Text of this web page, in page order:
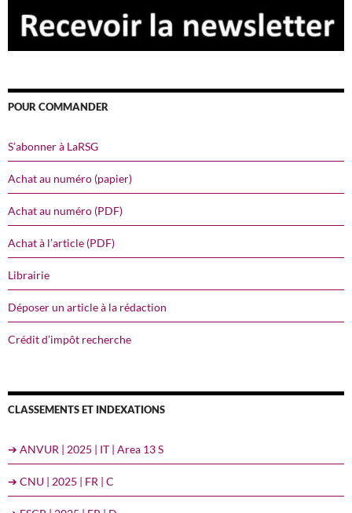
POUR COMMANDER
S’abonner à LaRSG
Achat au numéro (papier)
Achat au numéro (PDF)
Achat à l’article (PDF)
Librairie
Déposer un article à la rédaction
Crédit d’impôt recherche
CLASSEMENTS ET INDEXATIONS
➔ ANVUR | 2025 | IT | Area 13 S
➔ CNU | 2025 | FR | C